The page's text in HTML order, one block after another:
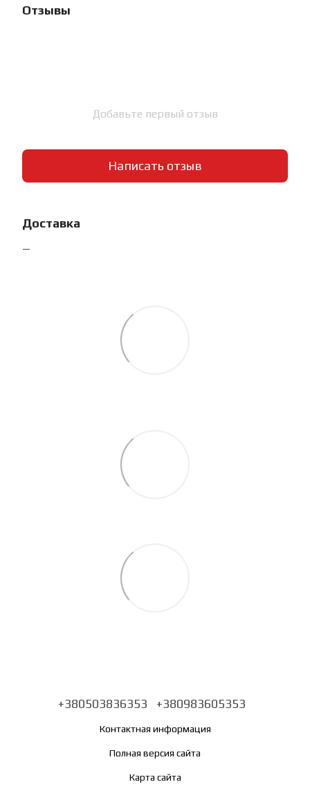
Отзывы
Добавьте первый отзыв
Написать отзыв
Доставка
+380503836353 +380983605353
Контактная информация
Полная версия сайта
Карта сайта